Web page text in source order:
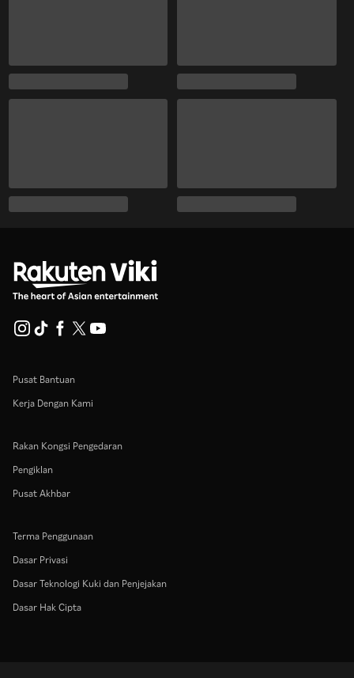
Pusat Bantuan
Kerja Dengan Kami
Rakan Kongsi Pengedaran
Pengiklan
Pusat Akhbar
Terma Penggunaan
Dasar Privasi
Dasar Teknologi Kuki dan Penjejakan
Dasar Hak Cipta